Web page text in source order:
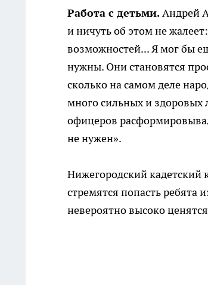
Работа с детьми.Андрей
и ничуть об этом не
возможностей... Я мог бы
нужны. Они становятся
сколько на самом деле
много сильных и здоровых
офицеров
не нужен».
Нижегородский кадетский
стремятся попасть ребята
невероятно высоко